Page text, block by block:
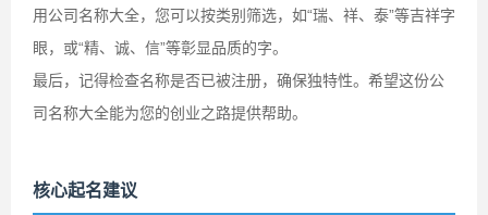
用公司名称大全，您可以按类别筛选，如“瑞、祥、泰”等吉祥字
眼，或“精、诚、信”等彰显品质的字。
最后，记得检查名称是否已被注册，确保独特性。希望这份公
司名称大全能为您的创业之路提供帮助。
核心起名建议